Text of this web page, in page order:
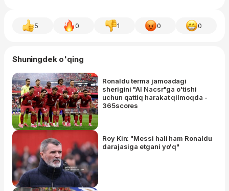
5 0 1 0 0
Shuningdek o'qing
Ronaldu terma jamoadagi
sherigini "Al Nacsr"ga o'tishi
uchun qattiq harakat qilmoqda -
365scores
Roy Kin: "Messi hali ham Ronaldu
darajasiga etgani yo'q"